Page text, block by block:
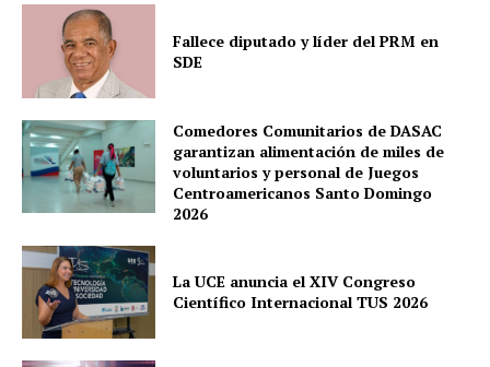
Fallece diputado y líder del PRM en
SDE
Comedores Comunitarios de DASAC
garantizan alimentación de miles de
voluntarios y personal de Juegos
Centroamericanos Santo Domingo
2026
La UCE anuncia el XIV Congreso
Científico Internacional TUS 2026